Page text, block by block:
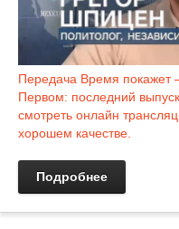
Передача Время
Первом: последний
смотреть онлайн
хорошем качестве.
Подробнее